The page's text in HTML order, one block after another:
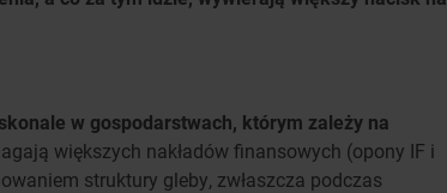
w gospodarstwach, którym zależy na
większych nakładów finansowych (opony IF i
struktury gleby, zwłaszcza podczas